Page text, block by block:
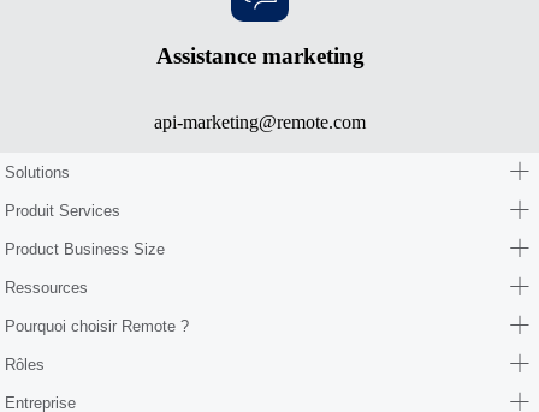
Assistance marketing
api-marketing@remote.com
Solutions
Produit Services
Product Business Size
Ressources
Pourquoi choisir Remote ?
Rôles
Entreprise